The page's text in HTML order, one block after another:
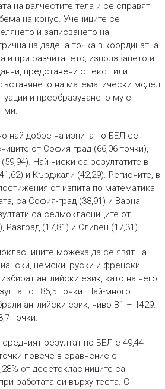
на валчестите тела и се справят
на конус. Учениците се
и записването на
на дадена точка в координатна
при разчитането, използването и
представени с текст или
на математически модел
и преобразуването му с
най-добре на изпита по БЕЛ се
от София-град (66,06 точки),
Най-ниски са резултатите в
и Кърджали (42,29). Регионите, в
от изпита по математика
са София-град (38,91) и Варна
са седмокласниците от
Разград (17,81) и Сливен (17,31).
можеха да се явят на
немски, руски и френски
английски език, като на него
от 86,5 точки. Най-много
английски език, ниво В1 – 1429.
точки.
резултат по БЕЛ е 49,44
повече в сравнение с
от десетоклас-ниците са
работата си върху теста. С